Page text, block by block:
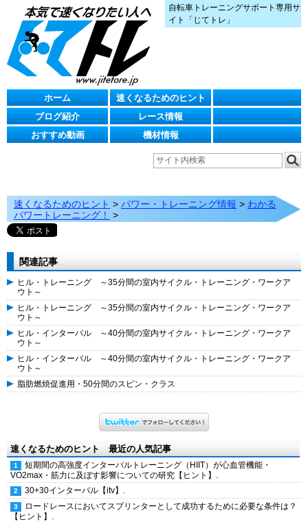
自転車トレーニングサポート専用サ
イト「じてトレ」
ホーム
速くなるためのヒント
ブログ紹介
レース情報
おすすめ動画
機材情報
速くなるためのヒント > パワー・トレーニング情報 > わかる
パワートレーニング！
>
関連記事
ヒル・トレーニング ～35分間の室内サイクル・トレーニング・ワークア
ウト～
ヒル・トレーニング ～35分間の室内サイクル・トレーニング・ワークア
ウト～
ヒル・インターバル ～40分間の室内サイクル・トレーニング・ワークア
ウト～
ヒル・インターバル ～40分間の室内サイクル・トレーニング・ワークア
ウト～
脂肪燃焼促進用・50分間のスピン・クラス
速くなるためのヒント 最近の人気記事
短期間の高強度インターバルトレーニング（HIIT）が心血管機能・
VO2max・筋力に及ぼす影響についての研究【ヒント】.
30+30インターバル【itv】.
ロードレースにおいてスプリンターとして成功するために必要な条件は？
【ヒント】.